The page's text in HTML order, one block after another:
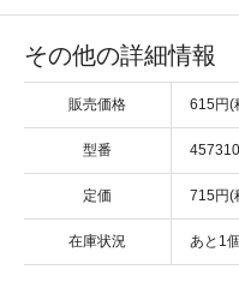
その他の詳細情報
販売価格 615円(
型番
定価 715円(
在庫状況 あと1